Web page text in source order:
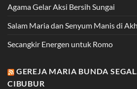
Agama Gelar Aksi Bersih Sungai
Salam Maria dan Senyum Manis di
Secangkir Energen untuk Romo
GEREJA MARIA BUNDA
CIBUBUR